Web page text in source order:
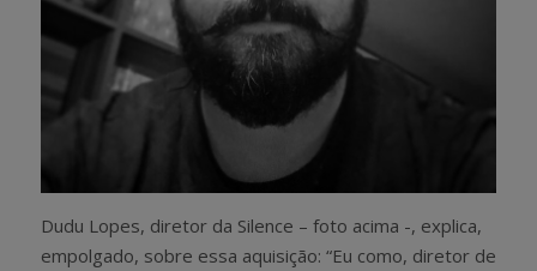
Dudu Lopes, diretor da Silence – foto acima -, explica,
empolgado, sobre essa aquisição: “Eu como, diretor de